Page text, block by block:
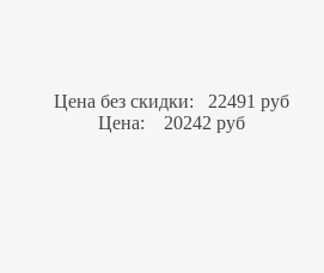
Цена без скидки:
22491 руб
Цена:
20242 руб